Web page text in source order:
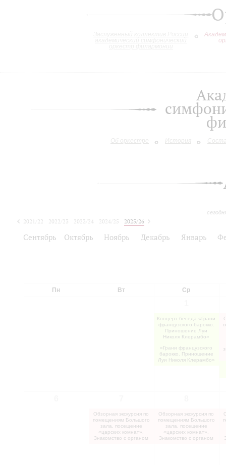
Об оркестре История
2021/22 2022/23 2023/24 2024/25
2025/26
Сентябрь Октябрь Ноябрь Декабрь Январь
Пн Вт Ср
Концерт-беседа «Грани
французского барокко.
Приношение Луи
Николя Клерамбо»
«Грани французского
барокко. Приношение
Луи Николя Клерамбо»
Обзорная экскурсия по
помещениям Большого
зала, посещение
«царских комнат».
Знакомство с органом
Обзорная экскурсия по
помещениям Большого
зала, посещение
«царских комнат».
Знакомство с органом